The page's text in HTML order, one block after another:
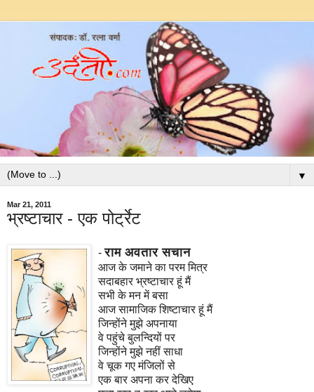
▼
Mar 21, 2011
भ्रष्टाचार - एक पोर्ट्रेट
-राम अवतार सचान
आज के जमाने का परम मित्र
सदाबहार भ्रष्टाचार हूं मैं
सभी के मन में बसा
आज सामाजिक शिष्टाचार हूं मैं
जिन्होंने मुझे अपनाया
वे पहुंचे बुलन्दियों पर
जिन्होंने मुझे नहीं साधा
वे चूक गए मंजिलों से
एक बार अपना कर देखिए